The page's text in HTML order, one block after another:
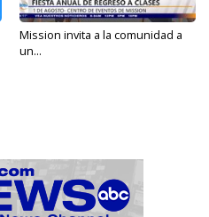
Mission invita a la comunidad a
un...